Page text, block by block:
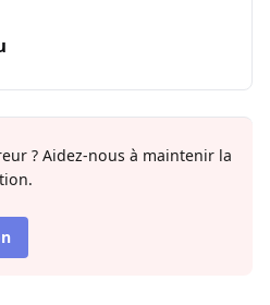
? Aidez-nous à maintenir la